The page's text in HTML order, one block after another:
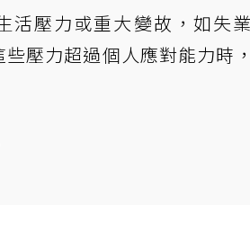
活壓力或重大變故，如失
壓力超過個人應對能力時